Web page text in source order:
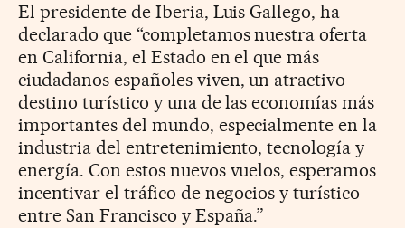
El presidente de Iberia, Luis Gallego, ha
declarado que “completamos nuestra oferta
en California, el Estado en el que más
ciudadanos españoles viven, un atractivo
destino turístico y una de las economías más
importantes del mundo, especialmente en la
industria del entretenimiento, tecnología y
energía. Con estos nuevos vuelos, esperamos
incentivar el tráfico de negocios y turístico
entre San Francisco y España.”